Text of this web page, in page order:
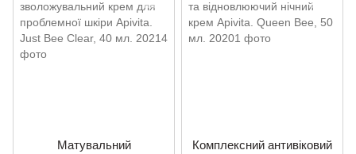
Матувальний
Комплексний антивіковий